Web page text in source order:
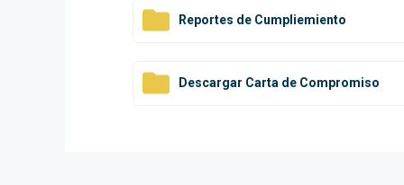
Reportes de Cumpliemiento
Descargar Carta de Compromiso